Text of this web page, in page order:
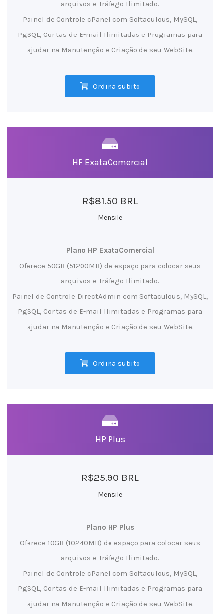
arquivos e Tráfego Ilimitado.
Painel de Controle cPanel com Softaculous, MySQL,
PgSQL, Contas de E-mail Ilimitadas e Programas para
ajudar na Manutenção e Criação de seu WebSite.
Ordina subito
HP ExataComercial
R$81.50 BRL
Mensile
Plano HP ExataComercial
Oferece 50GB (51200MB) de espaço para colocar seus
arquivos e Tráfego Ilimitado.
Painel de Controle DirectAdmin com Softaculous, MySQL,
PgSQL, Contas de E-mail Ilimitadas e Programas para
ajudar na Manutenção e Criação de seu WebSite.
Ordina subito
HP Plus
R$25.90 BRL
Mensile
Plano HP Plus
Oferece 10GB (10240MB) de espaço para colocar seus
arquivos e Tráfego Ilimitado.
Painel de Controle cPanel com Softaculous, MySQL,
PgSQL, Contas de E-mail Ilimitadas e Programas para
ajudar na Manutenção e Criação de seu WebSite.